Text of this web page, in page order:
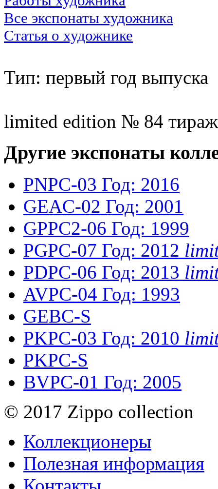
Все экспонаты художника
Статья о художнике
Тип: первый год выпуска
limited edition № 84
Другие экспонаты
PNPC-03 Год: 2016
GEAC-02 Год: 2001
GPPC2-06 Год: 1999
PGPC-07 Год: 2012
PDPC-06 Год: 2013
AVPC-04 Год: 1993
GEBC-S
PKPC-03 Год: 2010
PKPC-S
BVPC-01 Год: 2005
© 2017 Zippo collection
Коллекционеры
Полезная информация